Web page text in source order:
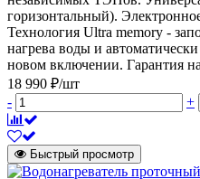
горизонтальный).
Технология Ultra memory -
нагрева воды и
новом включении. Гарантия
18 990 ₽/шт
-
+
Быстрый просмотр